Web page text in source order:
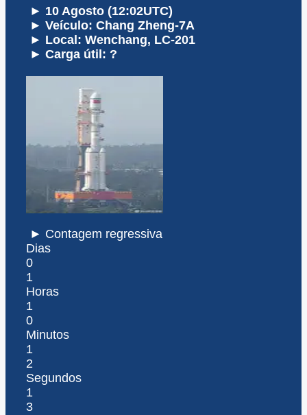
► 10 Agosto (12:02UTC)
► Veículo: Chang Zheng-7A
► Local: Wenchang, LC-201
► Carga útil: ?
► Contagem regressiva
Dias
0
1
Horas
1
0
Minutos
1
2
Segundos
1
3